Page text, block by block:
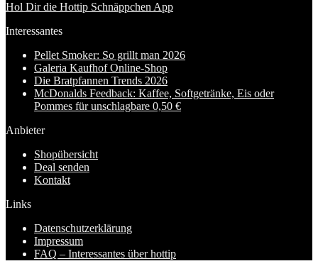
Hol Dir die Hottip Schnäppchen App
Interessantes
Pellet Smoker: So grillt man 2026
Galeria Kaufhof Online-Shop
Die Bratpfannen Trends 2026
McDonalds Feedback: Kaffee, Softgetränke, Eis oder
Pommes für unschlagbare 0,50 €
Anbieter
Shopübersicht
Deal senden
Kontakt
Links
Datenschutzerklärung
Impressum
FAQ – Interessantes über hottip